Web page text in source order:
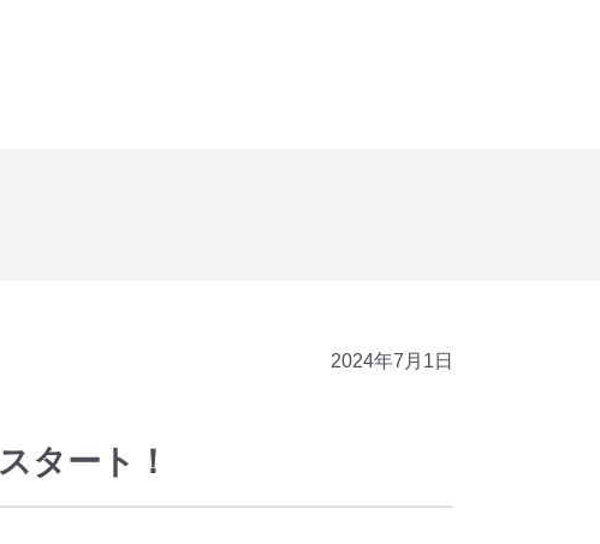
2024年7月1日
タート！